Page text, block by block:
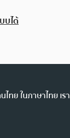
บได้
ย ในภาษาไทย